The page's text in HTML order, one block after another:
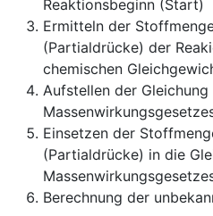
Reaktionsbeginn (Start)
Ermitteln der
(Partialdrücke) der
chemischen
Aufstellen der Gleichung
Einsetzen der
(Partialdrücke) in die
Berechnung der